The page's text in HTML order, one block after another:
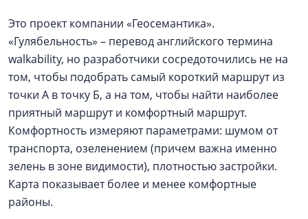
Это проект компании «Геосемантика».
«Гулябельность» – перевод английского термина
walkability, но разработчики сосредоточились не на
том, чтобы подобрать самый короткий маршрут из
точки А в точку Б, а на том, чтобы найти наиболее
приятный маршрут и комфортный маршрут.
Комфортность измеряют параметрами: шумом от
транспорта, озеленением (причем важна именно
зелень в зоне видимости), плотностью застройки.
Карта показывает более и менее комфортные
районы.